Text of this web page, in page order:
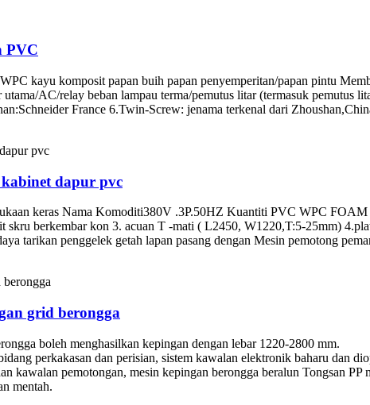
PVC
kayu komposit papan buih papan penyemperitan/papan pintu
AC/relay beban lampau terma/pemutus litar (termasuk pemutus
France 6.Twin-Screw: jenama terkenal dari
dapur pvc
keras Nama Komoditi380V .3P.50HZ Kuantiti PVC WPC
skru berkembar kon 3. acuan T -mati ( L2450, W1220,T:5-25mm)
tarikan penggelek getah lapan pasang dengan Mesin pemotong
grid berongga
boleh menghasilkan kepingan dengan lebar 1220-2800 mm.
perkakasan dan perisian, sistem kawalan elektronik baharu dan
kawalan pemotongan, mesin kepingan berongga beralun Tongsan
mentah.